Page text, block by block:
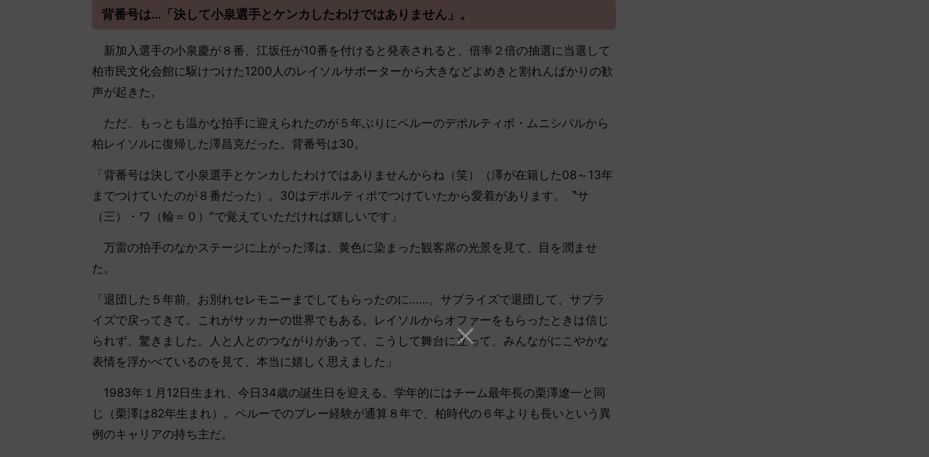
背番号は…「決して小泉選手とケンカしたわけではありません」。
新加入選手の小泉慶が８番、江坂任が10番を付けると発表されると、倍率２倍の抽選に当選して
柏市民文化会館に駆けつけた1200人のレイソルサポーターから大きなどよめきと割れんばかりの歓
声が起きた。
ただ、もっとも温かな拍手に迎えられたのが５年ぶりにペルーのデポルティボ・ムニシパルから
柏レイソルに復帰した澤昌克だった。背番号は30。
「背番号は決して小泉選手とケンカしたわけではありませんからね（笑）（澤が在籍した08～13年
までつけていたのが８番だった）。30はデポルティボでつけていたから愛着があります。〝サ
（三）・ワ（輪＝０）″で覚えていただければ嬉しいです」
万雷の拍手のなかステージに上がった澤は、黄色に染まった観客席の光景を見て、目を潤ませ
た。
「退団した５年前、お別れセレモニーまでしてもらったのに……。サプライズで退団して、サプラ
イズで戻ってきて。これがサッカーの世界でもある。レイソルからオファーをもらったときは信じ
られず、驚きました。人と人とのつながりがあって、こうして舞台に立って、みんながにこやかな
表情を浮かべているのを見て、本当に嬉しく思えました」
1983年１月12日生まれ、今日34歳の誕生日を迎える。学年的にはチーム最年長の栗澤遼一と同
じ（栗澤は82年生まれ）。ペルーでのプレー経験が通算８年で、柏時代の６年よりも長いという異
例のキャリアの持ち主だ。